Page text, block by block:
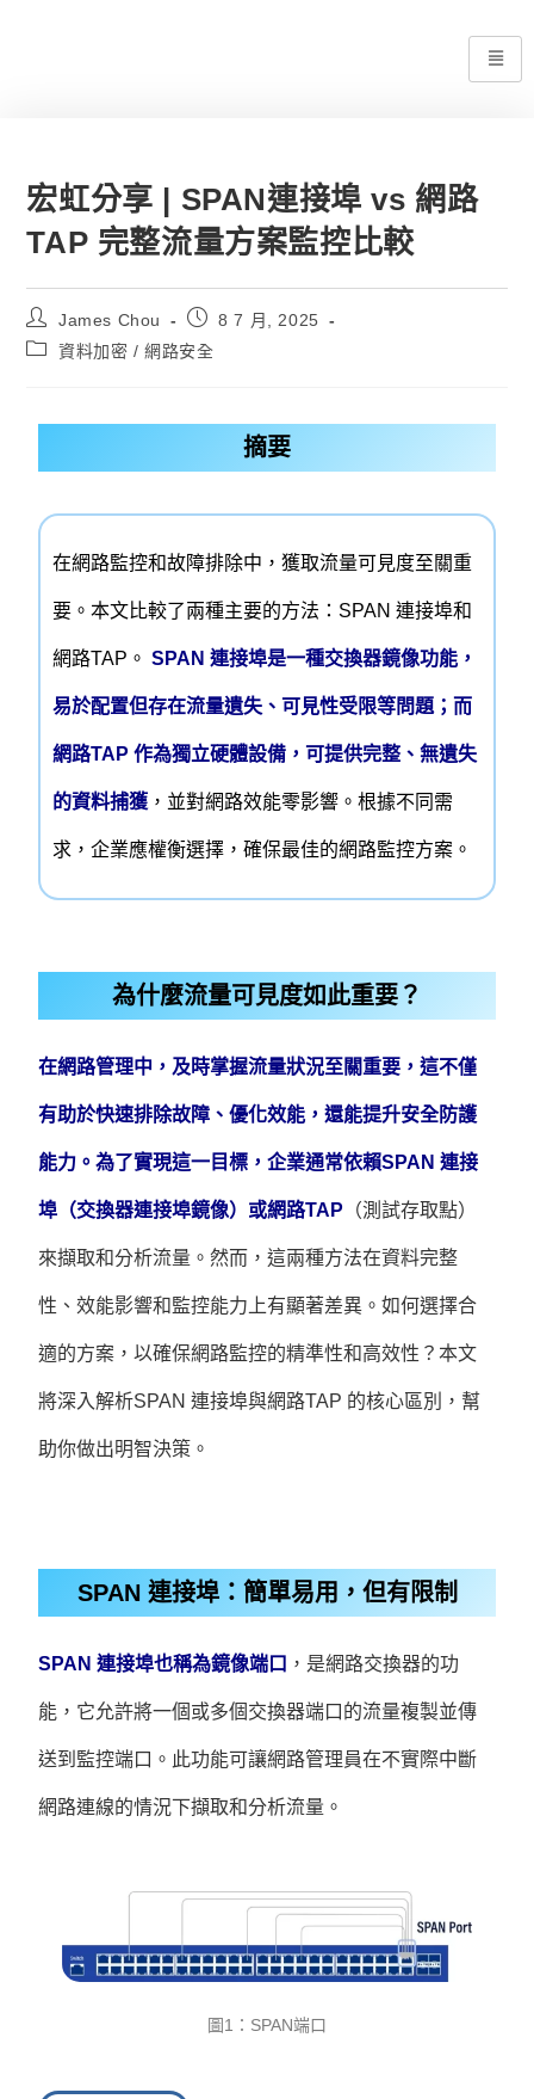
宏虹分享 | SPAN連接埠 vs 網路
TAP 完整流量方案監控比較
James Chou
8 7 月, 2025
資料加密 / 網路安全
摘要
在網路監控和故障排除中，獲取流量可見度至關重
要。本文比較了兩種主要的方法：SPAN 連接埠和
網路TAP。 SPAN 連接埠是一種交換器鏡像功能，
易於配置但存在流量遺失、可見性受限等問題；而
網路TAP 作為獨立硬體設備，可提供完整、無遺失
的資料捕獲 ，並對網路效能零影響。根據不同需
求，企業應權衡選擇，確保最佳的網路監控方案。
為什麼流量可見度如此重要？
在網路管理中，及時掌握流量狀況至關重要，這不僅
有助於快速排除故障、優化效能，還能提升安全防護
能力。為了實現這一目標，企業通常依賴SPAN 連接
埠（交換器連接埠鏡像）或網路TAP （測試存取點）
來擷取和分析流量。然而，這兩種方法在資料完整
性、效能影響和監控能力上有顯著差異。如何選擇合
適的方案，以確保網路監控的精準性和高效性？本文
將深入解析SPAN 連接埠與網路TAP 的核心區別，幫
助你做出明智決策。
SPAN 連接埠：簡單易用，但有限制
SPAN 連接埠也稱為鏡像端口 ，是網路交換器的功
能，它允許將一個或多個交換器端口的流量複製並傳
送到監控端口。此功能可讓網路管理員在不實際中斷
網路連線的情況下擷取和分析流量。
圖1：SPAN端口